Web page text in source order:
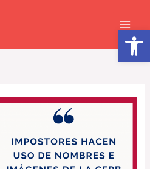
Abrir barra de herramientas